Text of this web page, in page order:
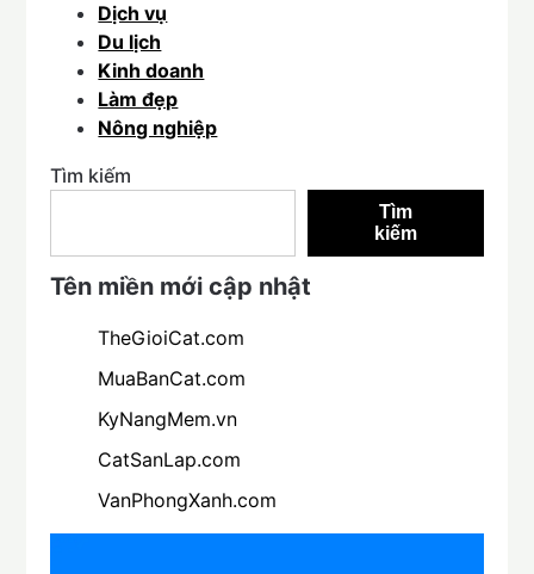
Dịch vụ
Du lịch
Kinh doanh
Làm đẹp
Nông nghiệp
Tìm kiếm
Tìm
kiếm
Tên miền mới cập nhật
TheGioiCat.com
MuaBanCat.com
KyNangMem.vn
CatSanLap.com
VanPhongXanh.com